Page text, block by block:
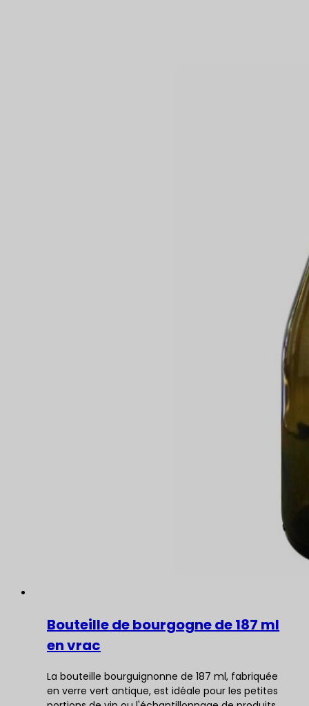
Bouteille de bourgogne de 187 ml
en vrac
La bouteille bourguignonne de 187 ml, fabriquée
en verre vert antique, est idéale pour les petites